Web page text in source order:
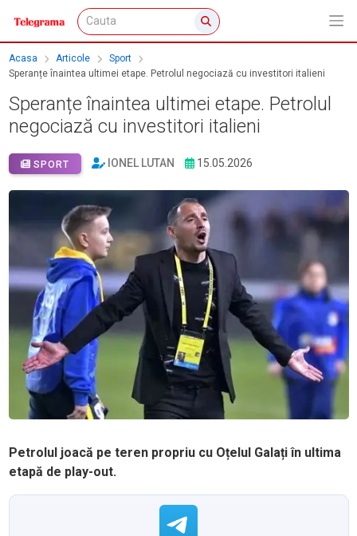
Acasa Articole
Sport
Speranțe înaintea ultimei etape. Petrolul negociază cu investitori italieni
Speranțe înaintea ultimei etape. Petrolul
negociază cu investitori italieni
SPORT IONEL LUTAN 15.05.2026
Petrolul joacă pe teren propriu cu Oțelul Galați în ultima
etapă de play-out.